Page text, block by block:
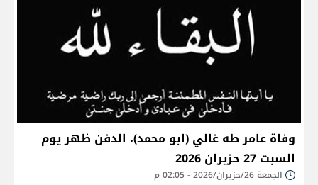
وفاة عامر طه غالي (ابو محمد)، الدفن ظهر يوم
السبت 27 حزيران 2026
الجمعة 26/حزيران/2026 - 02:05 م